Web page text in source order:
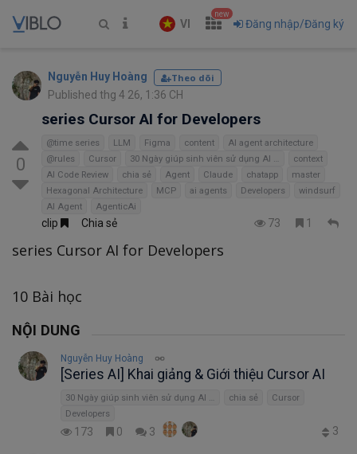
VI
new
Đăng nhập/Đăng ký
Nguyễn Huy Hoàng Theo dõi
Published thg 4 26, 1:36 CH
0
series Cursor AI for Developers
@time series LLM Figma content
AI agent architecture
@rules
Cursor 30 Ngày giúp sinh viên sử dụng AI hiệu quả
context
AI Code Review
chia sẻ Agent Claude chatapp
master
Hexagonal Architecture
MCP ai agents Developers
windsurf
AI Agent
AgenticAi
clip Chia sẻ 73 1
series Cursor AI for Developers
10 Bài học
NỘI DUNG
Nguyễn Huy Hoàng
[Series AI] Khai giảng & Giới thiệu Cursor AI
30 Ngày giúp sinh viên sử dụng AI hiệu quả chia sẻ
Cursor
Developers
173 0 3 3